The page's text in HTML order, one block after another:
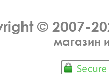
© 2007-
магазин